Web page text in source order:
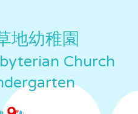
地幼稚園
Church